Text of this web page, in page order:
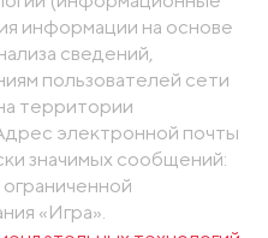
информации на основе
сведений,
пользователей сети
территории
электронной почты
значимых сообщений:
«Игра».